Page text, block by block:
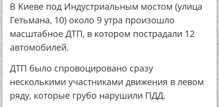
В Киеве под Индустриальным мостом (улица
Гетьмана, 10) около 9 утра произошло
масштабное ДТП, в котором пострадали 12
автомобилей.
ДТП было спровоцировано сразу
несколькими участниками движения в левом
ряду, которые грубо нарушили ПДД.